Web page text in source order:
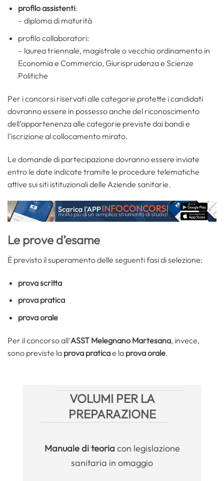
profilo assistenti:
– diploma di maturità
profilo collaboratori:
– laurea triennale, magistrale o vecchio ordinamento in
Economia e Commercio, Giurisprudenza e Scienze
Politiche
Per i concorsi riservati alle categorie protette i candidati
dovranno essere in possesso anche del riconoscimento
dell’appartenenza alle categorie previste dai bandi e
l’iscrizione al collocamento mirato.
Le domande di partecipazione dovranno essere inviate
entro le date indicate tramite le procedure telematiche
attive sui siti istituzionali delle Aziende sanitarie.
Le prove d’esame
È previsto il superamento delle seguenti fasi di selezione:
prova scritta
prova pratica
prova orale
Per il concorso all’ASST Melegnano Martesana, invece,
sono previste la prova praticae la prova orale.
VOLUMI PER LA
PREPARAZIONE
Manualedi teoria con legislazione
sanitaria in omaggio